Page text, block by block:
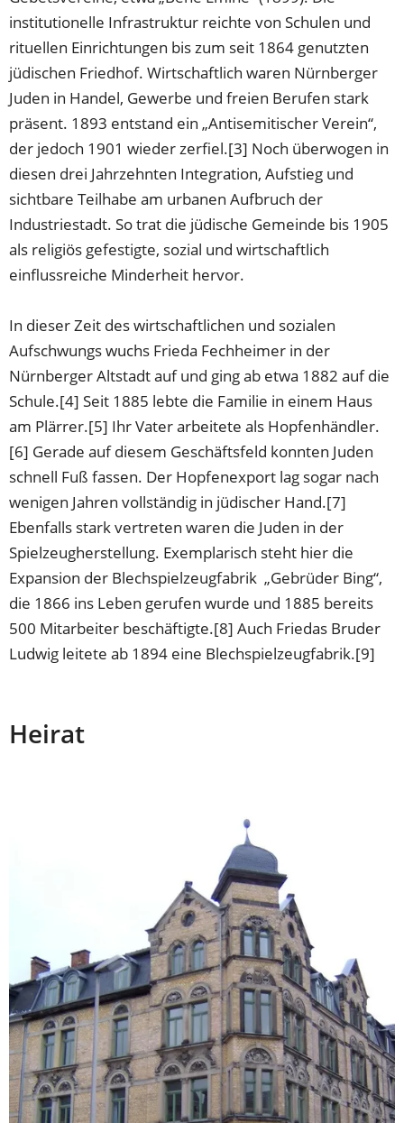
institutionelle Infrastruktur reichte von Schulen und
rituellen Einrichtungen bis zum seit 1864 genutzten
jüdischen Friedhof. Wirtschaftlich waren Nürnberger
Juden in Handel, Gewerbe und freien Berufen stark
präsent. 1893 entstand ein „Antisemitischer Verein“,
der jedoch 1901 wieder zerfiel.[3] Noch überwogen in
diesen drei Jahrzehnten Integration, Aufstieg und
sichtbare Teilhabe am urbanen Aufbruch der
Industriestadt. So trat die jüdische Gemeinde bis 1905
als religiös gefestigte, sozial und wirtschaftlich
einflussreiche Minderheit hervor.
In dieser Zeit des wirtschaftlichen und sozialen
Aufschwungs wuchs Frieda Fechheimer in der
Nürnberger Altstadt auf und ging ab etwa 1882 auf die
Schule.[4] Seit 1885 lebte die Familie in einem Haus
am Plärrer.[5] Ihr Vater arbeitete als Hopfenhändler.
[6] Gerade auf diesem Geschäftsfeld konnten Juden
schnell Fuß fassen. Der Hopfenexport lag sogar nach
wenigen Jahren vollständig in jüdischer Hand.[7]
Ebenfalls stark vertreten waren die Juden in der
Spielzeugherstellung. Exemplarisch steht hier die
Expansion der Blechspielzeugfabrik „Gebrüder Bing“,
die 1866 ins Leben gerufen wurde und 1885 bereits
500 Mitarbeiter beschäftigte.[8] Auch Friedas Bruder
Ludwig leitete ab 1894 eine Blechspielzeugfabrik.[9]
Heirat